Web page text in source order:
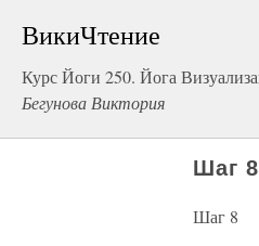
ВикиЧтение
Курс Йоги 250. Йога
Бегунова Виктория
Шаг 8
Шаг 8